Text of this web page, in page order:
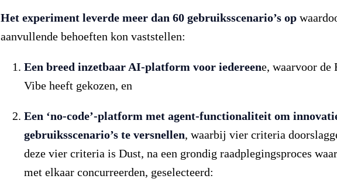
Het experiment leverde meer dan 60 gebruiksscenario’s op
aanvullende behoeften kon vaststellen:
Een breed inzetbaar AI-platform voor iedereene, waarvoor de
Vibe heeft gekozen, en
Een ‘no-code’-platform met agent-functionaliteit om
gebruiksscenario’s te versnellen, waarbij vier criteria
deze vier criteria is Dust, na een grondig raadplegingsproces
met elkaar concurreerden, geselecteerd: